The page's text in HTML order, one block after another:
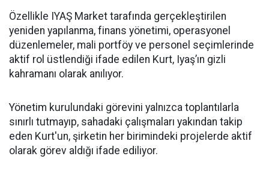
Özellikle IYAŞ Market tarafında gerçekleştirilen
yeniden yapılanma, finans yönetimi, operasyonel
düzenlemeler, mali portföy ve personel seçimlerinde
aktif rol üstlendiği ifade edilen Kurt, Iyaş’ın gizli
kahramanı olarak anılıyor.
Yönetim kurulundaki görevini yalnızca toplantılarla
sınırlı tutmayıp, sahadaki çalışmaları yakından takip
eden Kurt'un, şirketin her birimindeki projelerde aktif
olarak görev aldığı ifade ediliyor.